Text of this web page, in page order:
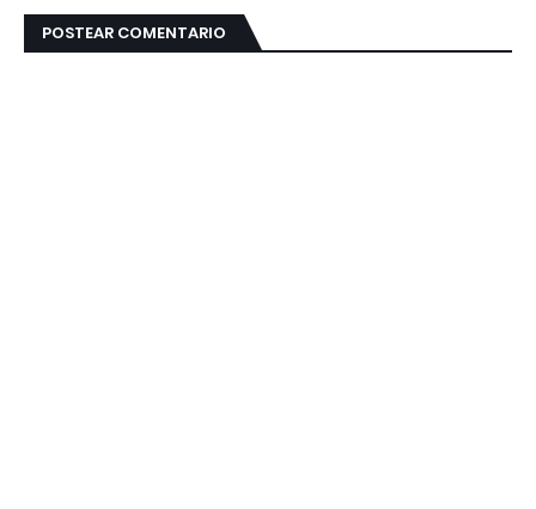
POSTEAR COMENTARIO